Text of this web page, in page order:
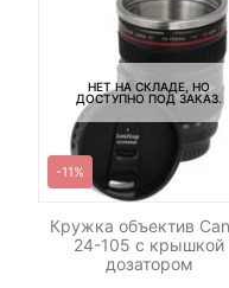
НЕТ НА СКЛАДЕ, НО
ДОСТУПНО ПОД ЗАКАЗ.
-11%
Кружка объектив
24-105 c крышкой
дозатором